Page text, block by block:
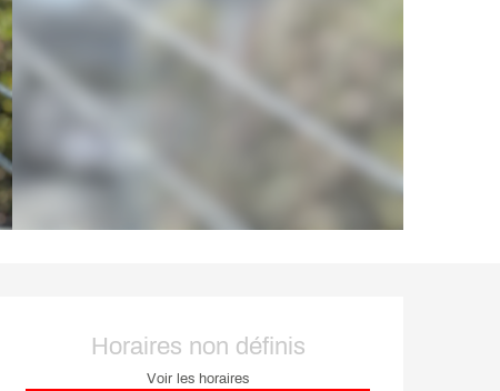
Horaires non définis
Voir les horaires